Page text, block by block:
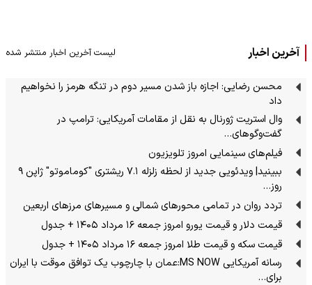
آخرین اخبار لیست آخرین اخبار منتشر شده
محسن رضایی: اجازه باز شدن مسیر دوم در تنگه هرمز را نخواهیم
داد
وال استریت ژورنال به نقل از مقامات آمریکایی: ترامپ در
گفت‌وگوهای…
فیلم‌های سینمایی امروز تلویزیون
ببینید| ویدئویی جدید از لحظه زلزله ۷.۱ ریشتری "کوماموتو" ژاپن ۹
روز…
تردد روان در تمامی محورهای شمالی و مسیرهای مرزهای اربعین
قیمت دلار و قیمت یورو امروز جمعه ۱۶ مرداد ۱۴۰۵ + جدول
قیمت سکه و قیمت طلا امروز جمعه ۱۶ مرداد ۱۴۰۵ + جدول
رسانه آمریکایی MS NOW:عمان با چارچوب یک توافق موقت با ایران
برای…